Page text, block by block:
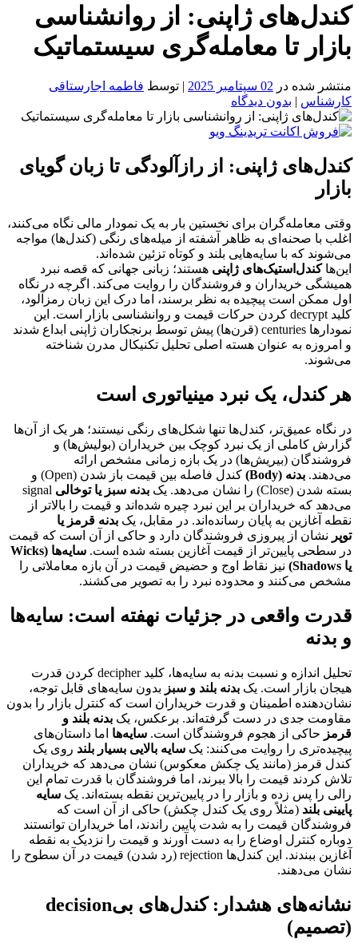
کندل‌های ژاپنی: از روانشناسی
بازار تا معامله‌گری سیستماتیک
منتشر شده در 02 سپتامبر 2025 | توسط فاطمه اجارستاقی
کارشناس | بدون دیدگاه
کندل‌های ژاپنی: از رازآلودگی تا زبان گویای
بازار
وقتی معامله‌گران برای نخستین بار به یک نمودار مالی نگاه می‌کنند،
اغلب با صحنه‌ای به ظاهر آشفته از میله‌های رنگی (کندل‌ها) مواجه
می‌شوند که با سایه‌هایی بلند و کوتاه تزئین شده‌اند.
این‌هاکندل‌استیک‌های ژاپنی هستند؛ زبانی جهانی که قصه نبرد
همیشگی خریداران و فروشندگان را روایت می‌کند. اگرچه در نگاه
اول ممکن است پیچیده به نظر برسند، اما درک این زبان رمزآلود،
کلید decrypt کردن حرکات قیمت و روانشناسی بازار است. این
نمودارها centuries (قرن‌ها) پیش توسط برنجکاران ژاپنی ابداع شدند
و امروزه به عنوان هسته اصلی تحلیل تکنیکال مدرن شناخته
می‌شوند.
هر کندل، یک نبرد مینیاتوری است
در نگاه عمیق‌تر، کندل‌ها تنها شکل‌های رنگی نیستند؛ هر یک از آن‌ها
گزارش کاملی از یک نبرد کوچک بین خریداران (بولیش‌ها) و
فروشندگان (بیریش‌ها) در یک بازه زمانی مشخص ارائه
می‌دهند. بدنه (Body)
کندل فاصله بین قیمت باز شدن (Open) و
بسته شدن (Close) را نشان می‌دهد. یک
بدنه سبز یا توخالی signal
می‌دهد که خریداران بر این نبرد چیره شده‌اند و قیمت را بالاتر از
نقطه آغازین به پایان رسانده‌اند. در مقابل، یک بدنه قرمز یا
توپر نشان از پیروزی فروشندگان دارد و حاکی از آن است که قیمت
در سطحی پایین‌تر از قیمت آغازین بسته شده است.
سایه‌ها (Wicks
یا Shadows)
نیز نقاط اوج و حضیض قیمت در آن بازه معاملاتی را
مشخص می‌کنند و محدوده نبرد را به تصویر می‌کشند.
قدرت واقعی در جزئیات نهفته است: سایه‌ها
و بدنه
تحلیل اندازه و نسبت بدنه به سایه‌ها، کلید decipher کردن قدرت
هیجان بازار است. یک بدنه بلند و سبز بدون سایه‌های قابل توجه،
نشان‌دهنده اطمینان و قدرت خریداران است که کنترل بازار را بدون
مقاومت جدی در دست گرفته‌اند. برعکس، یک بدنه بلند و
قرمز حاکی از هجوم فروشندگان است. سایه‌ها اما داستان‌های
پیچیده‌تری را روایت می‌کنند: یک سایه بالایی بسیار بلند روی یک
کندل قرمز (مانند یک چکش معکوس) نشان می‌دهد که خریداران
تلاش کردند قیمت را بالا ببرند، اما فروشندگان با قدرت تمام این
رالی را پس زده و بازار را در پایین‌ترین نقطه بسته‌اند. یک سایه
پایینی بلند (مثلاً روی یک کندل چکش) حاکی از آن است که
فروشندگان قیمت را به شدت پایین راندند، اما خریداران توانستند
دوباره کنترل اوضاع را به دست آورند و قیمت را نزدیک به نقطه
آغازین ببندند. این کندل‌ها rejection (رد شدن) قیمت در آن سطوح را
نشان می‌دهند.
نشانه‌های هشدار: کندل‌های بی‌decision
(تصمیم)